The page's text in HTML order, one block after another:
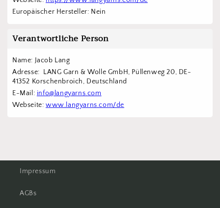
Europäischer Hersteller: Nein
Verantwortliche Person
Name: Jacob Lang
Adresse:  LANG Garn & Wolle GmbH, Püllenweg 20, DE-
41352 Korschenbroich, Deutschland
E-Mail: info@langyarns.com
Webseite: www.langyarns.com/de
Impressum
AGBs